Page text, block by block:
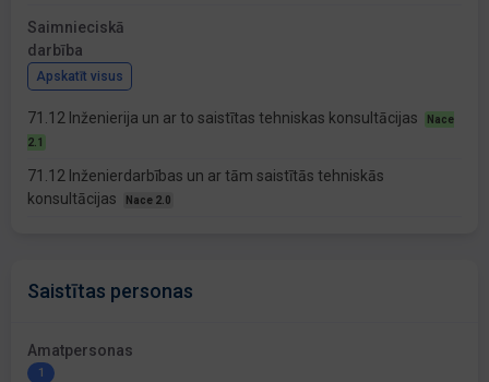
Saimnieciskā
darbība
Apskatīt visus
71.12 Inženierija un ar to saistītas tehniskas konsultācijas
Nace
2.1
71.12 Inženierdarbības un ar tām saistītās tehniskās
konsultācijas
Nace 2.0
Saistītas personas
Amatpersonas
1